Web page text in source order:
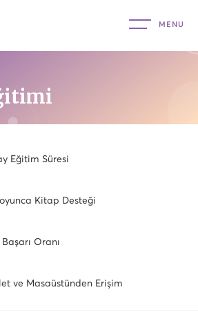
Eğitim Süresi
Kitap Desteği
Oranı
ve Masaüstünden Erişim